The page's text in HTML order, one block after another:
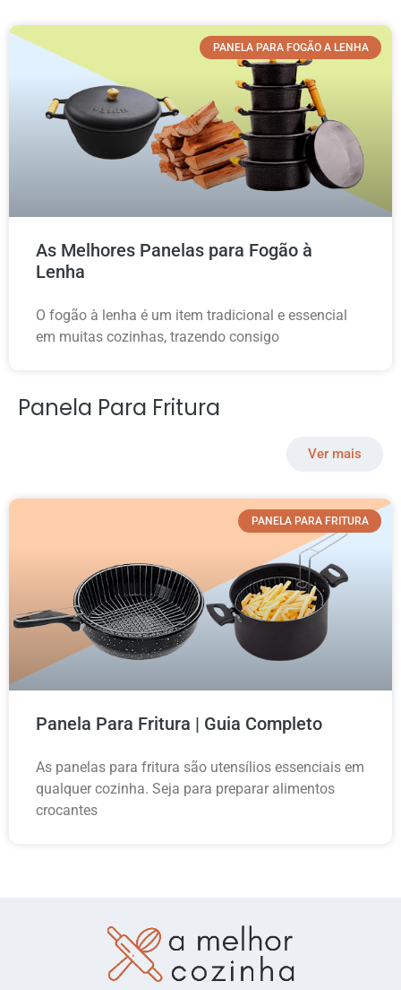
PANELA PARA FOGÃO A LENHA
As Melhores Panelas para Fogão à
Lenha
O fogão à lenha é um item tradicional e essencial
em muitas cozinhas, trazendo consigo
Panela Para Fritura
Ver mais
PANELA PARA FRITURA
Panela Para Fritura | Guia Completo
As panelas para fritura são utensílios essenciais em
qualquer cozinha. Seja para preparar alimentos
crocantes